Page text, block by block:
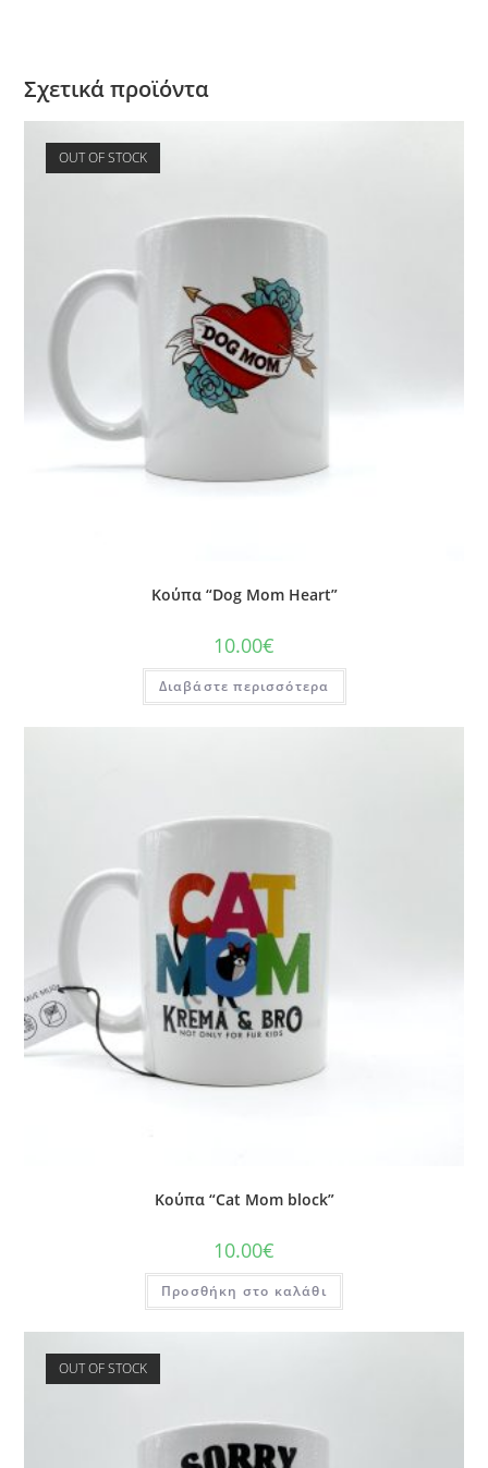
Σχετικά προϊόντα
OUT OF STOCK
Κούπα “Dog Mom Heart”
10.00€
Διαβάστε περισσότερα
Κούπα “Cat Mom block”
10.00€
Προσθήκη στο καλάθι
OUT OF STOCK